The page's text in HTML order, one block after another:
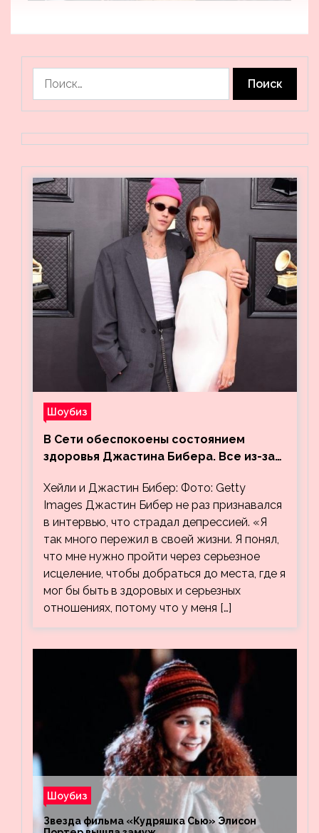
Шоубиз
В Сети обеспокоены состоянием
здоровья Джастина Бибера. Все из-за
Хейли
Хейли и Джастин Бибер: Фото: Getty
Images Джастин Бибер не раз признавался
в интервью, что страдал депрессией. «Я
так много пережил в своей жизни. Я понял,
что мне нужно пройти через серьезное
исцеление, чтобы добраться до места, где я
мог бы быть в здоровых и серьезных
отношениях, потому что у меня […]
Шоубиз
Звезда фильма «Кудряшка Сью» Элисон